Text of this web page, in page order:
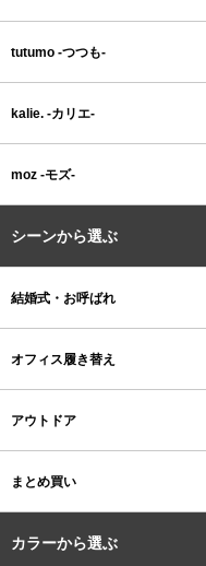
tutumo -つつも-
kalie. -カリエ-
moz -モズ-
シーンから選ぶ
結婚式・お呼ばれ
オフィス履き替え
アウトドア
まとめ買い
カラーから選ぶ